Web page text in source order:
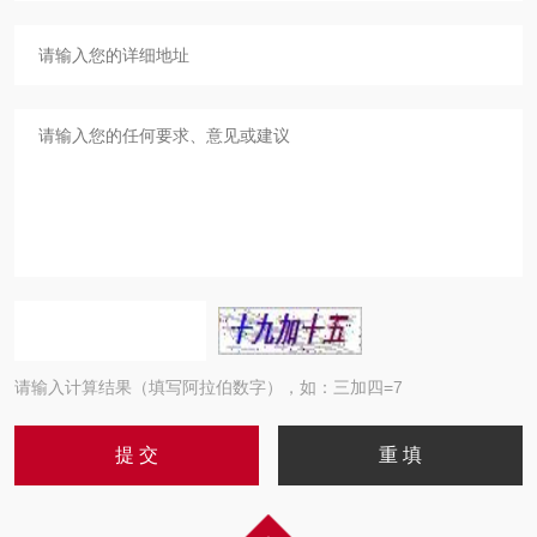
请输入计算结果（填写阿拉伯数字），如：三加四=7